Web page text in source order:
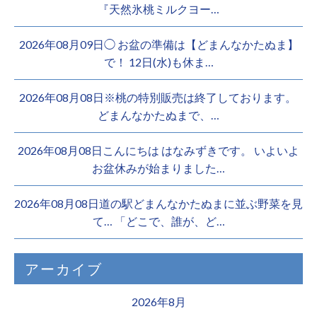
『天然氷桃ミルクヨー…
2026年08月09日◯ お盆の準備は【どまんなかたぬま】
で！ 12日(水)も休ま…
2026年08月08日※桃の特別販売は終了しております。 ️
どまんなかたぬまで、…
2026年08月08日こんにちは はなみずきです。 いよいよ
お盆休みが始まりました…
2026年08月08日道の駅どまんなかたぬまに並ぶ野菜を見
て… 「どこで、誰が、ど…
アーカイブ
2026年8月